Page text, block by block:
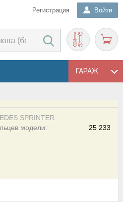
Регистрация Войти
ГАРАЖ
SPRINTER
25 233
модели: